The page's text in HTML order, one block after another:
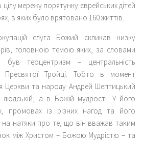
мережу порятунку єврейських дітей
в яких було врятовано 160 життів.
слуга Божий скликав низку
головною темою яких, за словами
був теоцентризм – центральність
Пресвятої Тройці. Тобто в момент
Церкви та народу Андрей Шептицький
а в Божій мудрості. У його
промовах із різних нагод та його
натяки про те, що він вважав таким
між Христом – Божою Мудрістю – та